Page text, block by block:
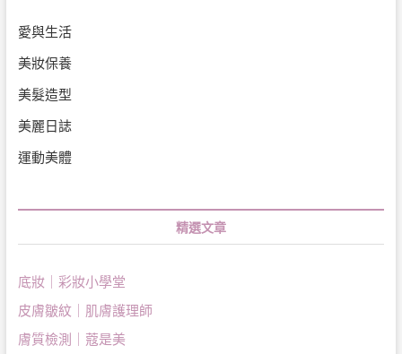
愛與生活
美妝保養
美髮造型
美麗日誌
運動美體
精選文章
底妝｜彩妝小學堂
皮膚皺紋｜肌膚護理師
膚質檢測｜蔻是美